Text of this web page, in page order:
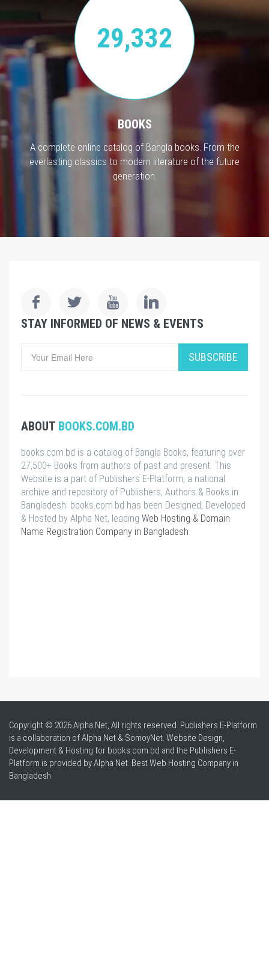
29,332
BOOKS
A complete online catalog of Bangla books. From the
everlasting classics to modern literature of the future
generation.
STAY INFORMED OF NEWS & EVENTS
SUBSCRIBE
ABOUT BOOKS.COM.BD
books.com.bd is a catalog of Bangla Books, featuring over
27,500+ Books from authors of past and present. This
Website is a part of Publishers E-Platform, a national
archive and repository of Publishers, Authors & Books in
Bangladesh. books.com.bd has been Designed, Developed
& Hosted by Alpha Net, leading Web Hosting & Domain
Name Registration Company in Bangladesh
Copyright © 2026 Alpha Net, All rights reserved. Publishers E-Platform
is a collaboration of Alpha Net & SomoyNet. Website Design,
Development & Hosting for books.com.bd and the Publishers E-
Platform is provided by Alpha Net. BestWeb Hosting Company in
Bangladesh.